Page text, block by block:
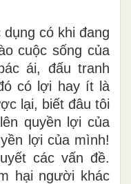
có khi đang
cuộc sống của
ái, đấu tranh
có lợi hay ít là
lại, biết đâu tôi
quyền lợi của
lợi của mình!
các vấn đề.
hại người khác